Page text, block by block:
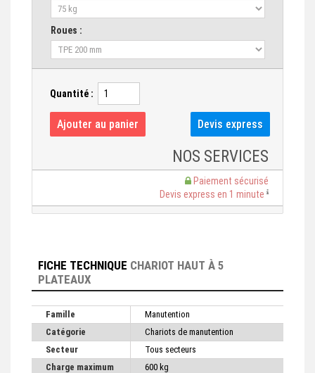
Roues :
Quantité :
NOS SERVICES
Paiement sécurisé
Devis express en 1 minute
FICHE TECHNIQUE CHARIOT HAUT À 5
PLATEAUX
Famille
Manutention
Catégorie
Chariots de manutention
Secteur
Tous secteurs
Charge maximum
600 kg